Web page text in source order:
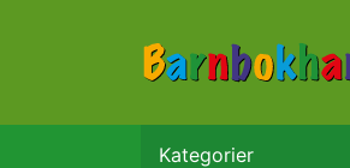
Kategorier